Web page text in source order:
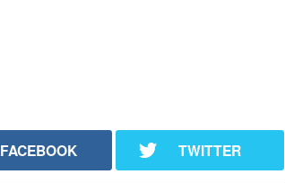
FACEBOOK TWITTER